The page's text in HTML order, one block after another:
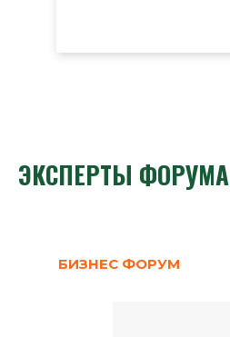
ЭКСПЕРТЫ ФОРУМА
БИЗНЕС ФОРУМ